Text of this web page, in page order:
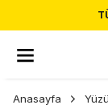
Anasayfa